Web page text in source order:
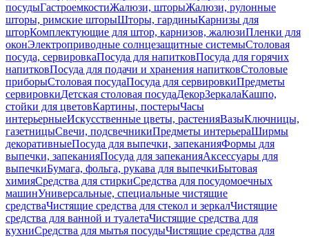
посудыГастроемкостиЖалюзи, шторыЖалюзи, рулонные
шторы, римские шторыШторы, гардиныКарнизы для
шторКомплектующие для штор, карнизов, жалюзиПленки для
оконЭлектроприводные солнцезащитные системыСтоловая
посуда, сервировкаПосуда для напитковПосуда для горячих
напитковПосуда для подачи и хранения напитковСтоловые
приборыСтоловая посудаПосуда для сервировкиПредметы
сервировкиДетская столовая посудаДекорЗеркалаКашпо,
стойки для цветовКартины, постерыЧасы
интерьерныеИскусственные цветы, растенияВазыКлючницы,
газетницыСвечи, подсвечникиПредметы интерьераШирмы
декоративныеПосуда для выпечки, запеканияФормы для
выпечки, запеканияПосуда для запеканияАксессуары для
выпечкиБумага, фольга, рукава для выпечкиБытовая
химияСредства для стиркиСредства для посудомоечных
машинУниверсальные, специальные чистящие
средстваЧистящие средства для стекол и зеркалЧистящие
средства для ванной и туалетаЧистящие средства для
кухниСредства для мытья посудыЧистящие средства для